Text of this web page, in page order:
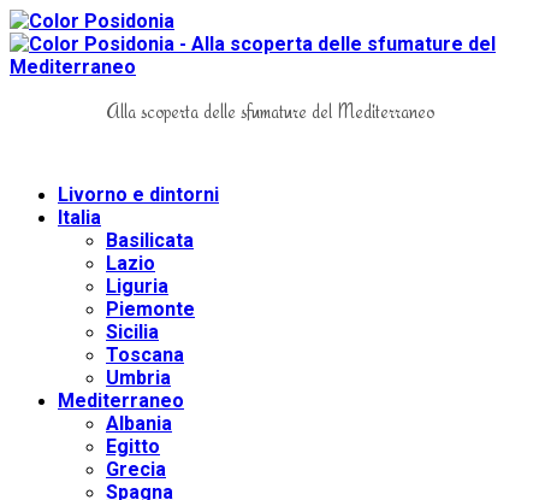
Alla scoperta delle sfumature del Mediterraneo
Livorno e dintorni
Italia
Basilicata
Lazio
Liguria
Piemonte
Sicilia
Toscana
Umbria
Mediterraneo
Albania
Egitto
Grecia
Spagna